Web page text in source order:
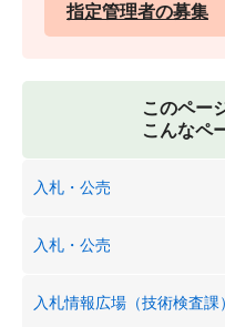
指定管理者の募集
このペー
こんなペ
入札・公売
入札・公売
入札情報広場（技術検査課）